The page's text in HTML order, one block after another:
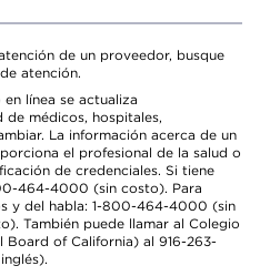
de un proveedor, busque
atención.
línea se actualiza
médicos, hospitales,
La información acerca de un
el profesional de la salud o
de credenciales. Si tiene
464-4000 (sin costo). Para
y del habla: 1-800-464-4000 (sin
También puede llamar al Colegio
Board of California) al 916-263-